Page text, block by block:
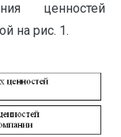
ценностей
на рис. 1.